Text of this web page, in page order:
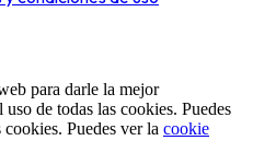
para darle la mejor
de todas las cookies. Puedes
Puedes ver la cookie